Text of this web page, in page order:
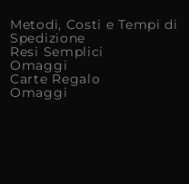
Metodi, Costi e Tempi di
Spedizione
Resi Semplici
Omaggi
Carte Regalo
Omaggi